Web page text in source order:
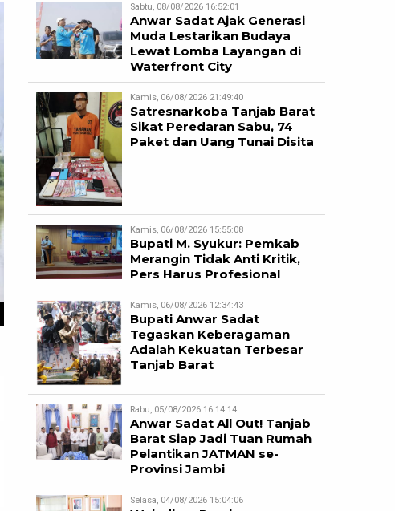
Sabtu, 08/08/2026 16:52:01
Anwar Sadat Ajak Generasi
Muda Lestarikan Budaya
Lewat Lomba Layangan di
Waterfront City
Kamis, 06/08/2026 21:49:40
Satresnarkoba Tanjab Barat
Sikat Peredaran Sabu, 74
Paket dan Uang Tunai Disita
Kamis, 06/08/2026 15:55:08
Bupati M. Syukur: Pemkab
Merangin Tidak Anti Kritik,
Pers Harus Profesional
Kamis, 06/08/2026 12:34:43
Bupati Anwar Sadat
Tegaskan Keberagaman
Adalah Kekuatan Terbesar
Tanjab Barat
Rabu, 05/08/2026 16:14:14
Anwar Sadat All Out! Tanjab
Barat Siap Jadi Tuan Rumah
Pelantikan JATMAN se-
Provinsi Jambi
Selasa, 04/08/2026 15:04:06